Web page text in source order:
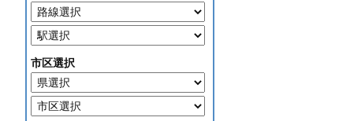
市区選択